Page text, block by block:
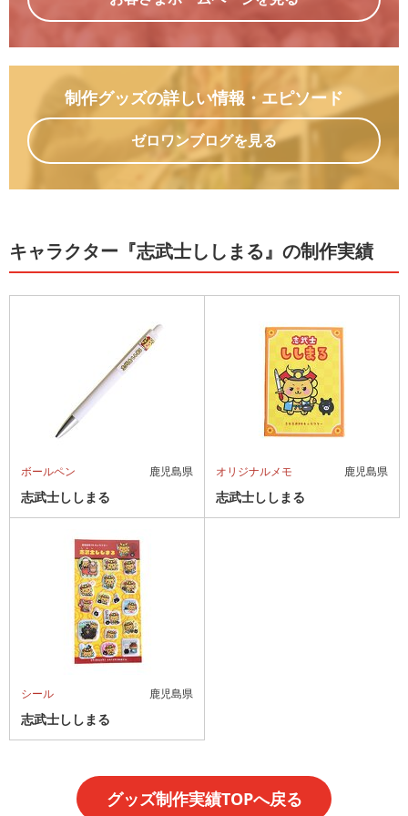
制作グッズの詳しい情報 ・エピソード
ゼロワンブログを見る
キャラクター『志武士ししまる』の制作実績
ボールペン 鹿児島県
志武士ししまる
オリジナルメモ 鹿児島県
志武士ししまる
シール 鹿児島県
志武士ししまる
グッズ制作実績TOPへ戻る